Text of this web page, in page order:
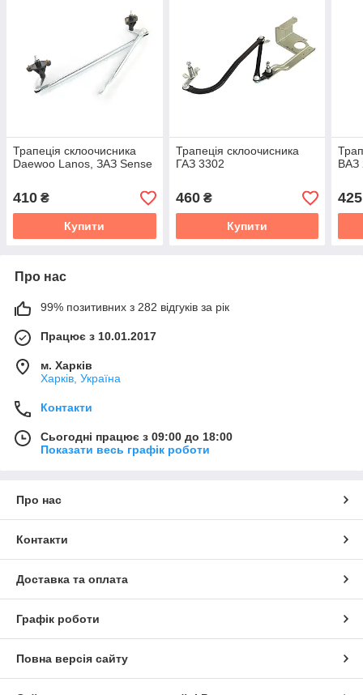
Трапеція склоочисника
Daewoo Lanos, ЗАЗ Sense
410 ₴
Купити
Трапеція склоочисника
ГАЗ 3302
460₴
Купити
ВАЗ
425
Про нас
99% позитивних з 282 відгуків за рік
Працює з 10.01.2017
м. Харків
Харків, Україна
Контакти
Сьогодні працює з 09:00 до 18:00
Показати весь графік роботи
Про нас
Контакти
Доставка та оплата
Графік роботи
Повна версія сайту